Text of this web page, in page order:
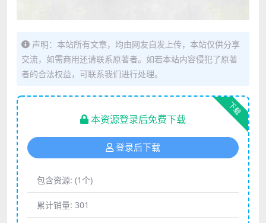
声明：本站所有文章，均由网友自发上传，本站仅供分享
交流，如需商用还请联系原著者。如若本站内容侵犯了原著
者的合法权益，可联系我们进行处理。
下载
本资源登录后免费下载
登录后下载
包含资源: (1个)
累计销量: 301